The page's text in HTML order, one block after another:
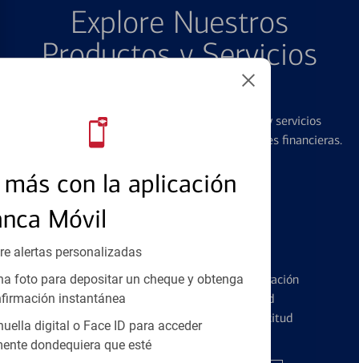
con la aplicación
Móvil
alertas personalizadas
foto para depositar un cheque y obtenga
instantánea
digital o Face ID para acceder
dondequiera que esté
Explore Nuestros
Productos y Servicios
Destacados
Ofrecemos una amplia gama de productos y servicios
diseñados para ayudar con todas sus necesidades financieras.
Tarjetas de Crédito
Conozca los pormenores de la administración
de tarjetas de crédito y la identidad
financiera antes de presentar una solicitud